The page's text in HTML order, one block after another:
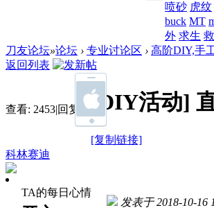
喷砂 虎纹
buck MT
外 求生
刀友论坛»论坛 › 专业讨论区 › 高阶DIY,手
返回列表
查看: 2453|回复: 7[DIY活动]
[复制链接]
科林赛迪
TA的每日心情
发表于 2018-10-16